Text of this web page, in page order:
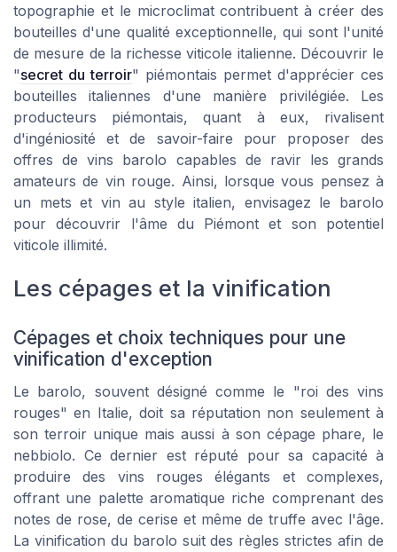
topographie et le microclimat contribuent à créer des
bouteilles d'une qualité exceptionnelle, qui sont l'unité
de mesure de la richesse viticole italienne. Découvrir le
"secret du terroir" piémontais permet d'apprécier ces
bouteilles italiennes d'une manière privilégiée. Les
producteurs piémontais, quant à eux, rivalisent
d'ingéniosité et de savoir-faire pour proposer des
offres de vins barolo capables de ravir les grands
amateurs de vin rouge. Ainsi, lorsque vous pensez à
un mets et vin au style italien, envisagez le barolo
pour découvrir l'âme du Piémont et son potentiel
viticole illimité.
Les cépages et la vinification
Cépages et choix techniques pour une
vinification d'exception
Le barolo, souvent désigné comme le "roi des vins
rouges" en Italie, doit sa réputation non seulement à
son terroir unique mais aussi à son cépage phare, le
nebbiolo. Ce dernier est réputé pour sa capacité à
produire des vins rouges élégants et complexes,
offrant une palette aromatique riche comprenant des
notes de rose, de cerise et même de truffe avec l'âge.
La vinification du barolo suit des règles strictes afin de